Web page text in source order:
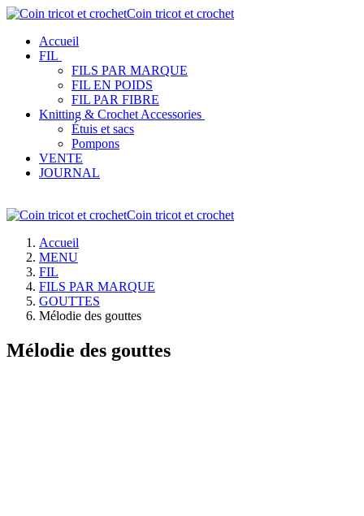
Coin tricot et crochet
Accueil
FIL
FILS PAR MARQUE
FIL EN POIDS
FIL PAR FIBRE
Knitting & Crochet Accessories
Étuis et sacs
Pompons
VENTE
JOURNAL
Coin tricot et crochet
Accueil
MENU
FIL
FILS PAR MARQUE
GOUTTES
Mélodie des gouttes
Mélodie des gouttes